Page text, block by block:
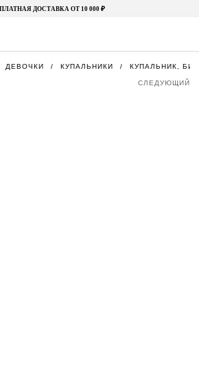
ДОСТАВКА ОТ 10 000 ₽
ДЕВОЧКИ КУПАЛЬНИКИ КУПАЛЬНИК,
СЛЕДУЮЩИЙ